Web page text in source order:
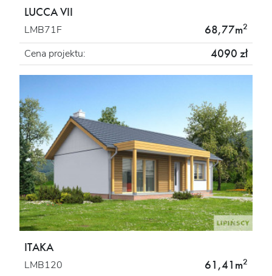
LUCCA VII
LMB71F 68,77m2
Cena projektu: 4090 zł
ITAKA
LMB120 61,41m2